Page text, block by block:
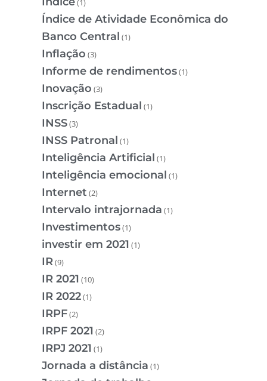
(1)
Índice de Atividade Econômica do
Banco Central (1)
Inflação (3)
Informe de rendimentos(1)
Inovação (3)
Inscrição Estadual (1)
INSS(3)
INSS Patronal (1)
Inteligência Artificial (1)
Inteligência emocional (1)
Internet (2)
Intervalo intrajornada (1)
Investimentos(1)
investir em 2021 (1)
IR(9)
IR 2021 (10)
IR 2022(1)
IRPF(2)
IRPF 2021 (2)
IRPJ 2021 (1)
Jornada a distância (1)